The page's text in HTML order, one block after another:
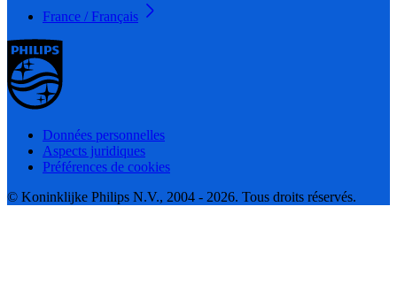
France / Français
Données personnelles
Aspects juridiques
Préférences de cookies
© Koninklijke Philips N.V., 2004 - 2026. Tous droits réservés.